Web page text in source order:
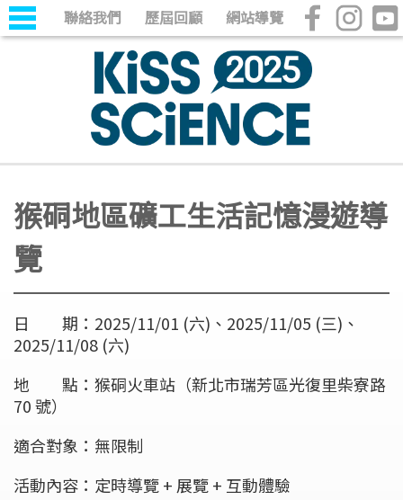
聯絡我們 歷屆回顧 網站導覽
猴硐地區礦工生活記憶漫遊導
覽
日 期：2025/11/01 (六)、2025/11/05 (三)、
2025/11/08 (六)
地 點：猴硐火車站（新北市瑞芳區光復里柴寮路
70 號）
適合對象：無限制
活動內容：定時導覽 + 展覽 + 互動體驗